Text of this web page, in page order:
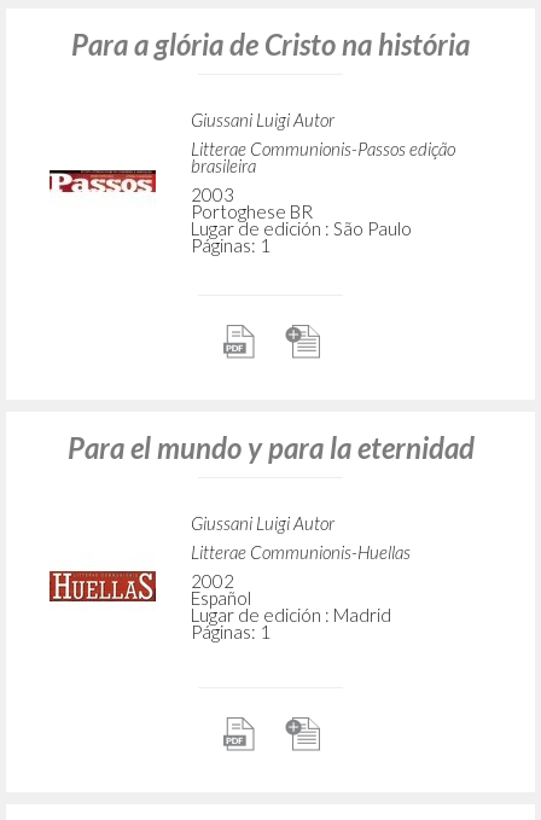
Para a glória de Cristo na história
Giussani Luigi Autor
Litterae Communionis-Passos edição
brasileira
2003
Portoghese BR
Lugar de edición : São Paulo
Páginas: 1
Para el mundo y para la eternidad
Giussani Luigi Autor
Litterae Communionis-Huellas
2002
Español
Lugar de edición : Madrid
Páginas: 1